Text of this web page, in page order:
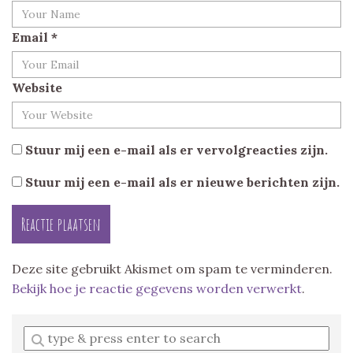
Email *
Website
Stuur mij een e-mail als er vervolgreacties zijn.
Stuur mij een e-mail als er nieuwe berichten zijn.
Deze site gebruikt Akismet om spam te verminderen.
Bekijk hoe je reactie gegevens worden verwerkt.
Enter